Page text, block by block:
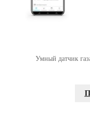
Умный датчик